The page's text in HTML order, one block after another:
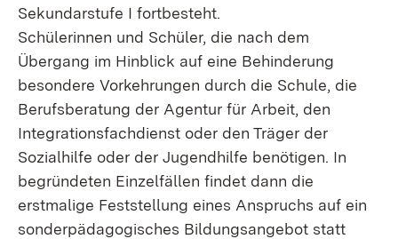
Sekundarstufe I fortbesteht.
Schülerinnen und Schüler, die nach dem
Übergang im Hinblick auf eine Behinderung
besondere Vorkehrungen durch die Schule, die
Berufsberatung der Agentur für Arbeit, den
Integrationsfachdienst oder den Träger der
Sozialhilfe oder der Jugendhilfe benötigen. In
begründeten Einzelfällen findet dann die
erstmalige Feststellung eines Anspruchs auf ein
sonderpädagogisches Bildungsangebot statt